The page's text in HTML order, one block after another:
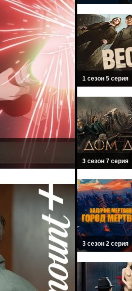
1 сезон 5 серия
3 сезон 7 серия
3 сезон 2 серия